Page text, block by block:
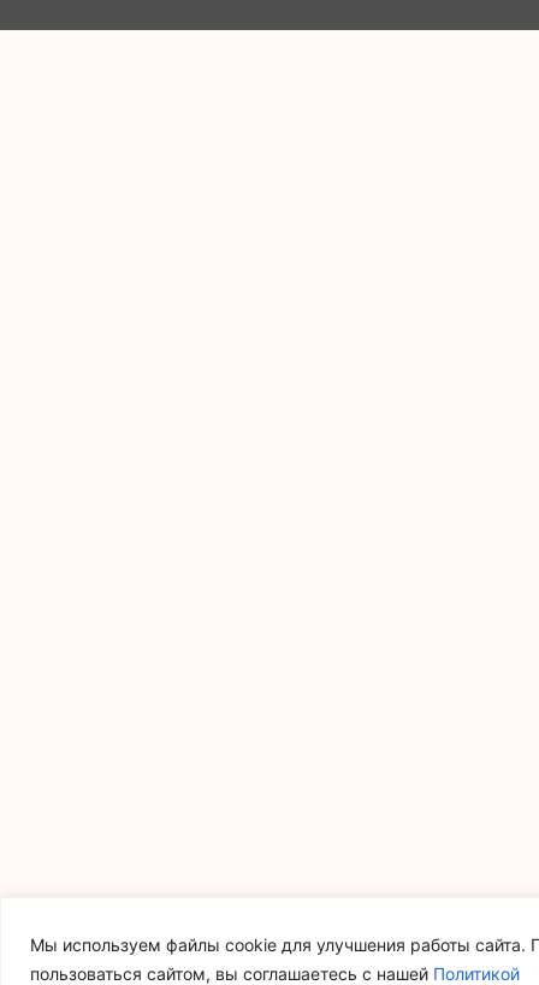
Мы используем файлы cookie для улучшения работы сайта.
пользоваться сайтом, вы соглашаетесь с нашей Политикой